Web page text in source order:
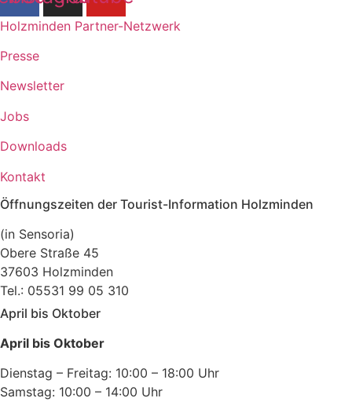
Holzminden Partner-Netzwerk
Presse
Newsletter
Jobs
Downloads
Kontakt
Öffnungszeiten der Tourist-Information Holzminden
(in Sensoria)
Obere Straße 45
37603 Holzminden
Tel.: 05531 99 05 310
April bis Oktober
April bis Oktober
Dienstag – Freitag: 10:00 – 18:00 Uhr
Samstag: 10:00 – 14:00 Uhr